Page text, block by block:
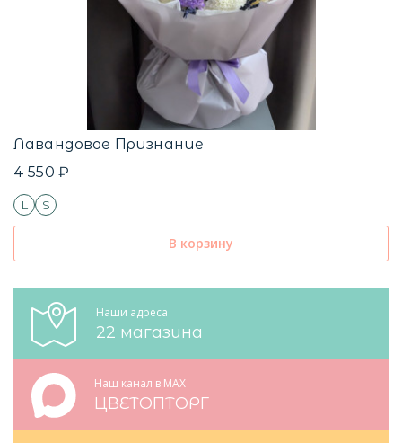
Лавандовое Признание
4 550 ₽
L S
В корзину
Наши адреса
22 магазина
Наш канал в MAX
ЦВЕТОПТОРГ